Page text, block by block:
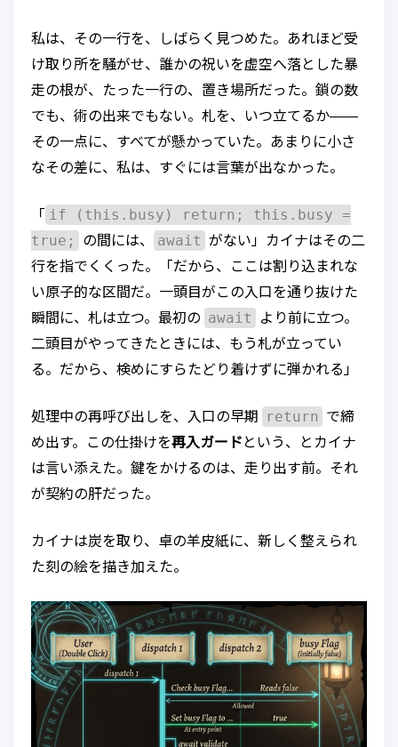
私は、その一行を、しばらく見つめた。あれほど受
け取り所を騒がせ、誰かの祝いを虚空へ落とした暴
走の根が、たった一行の、置き場所だった。鎖の数
でも、術の出来でもない。札を、いつ立てるか——
その一点に、すべてが懸かっていた。あまりに小さ
なその差に、私は、すぐには言葉が出なかった。
「 if (this.busy) return; this.busy =
true;
の間には、 await がない」カイナはその二
行を指でくくった。「だから、ここは割り込まれな
い原子的な区間だ。一頭目がこの入口を通り抜けた
瞬間に、札は立つ。最初の await
より前に立つ。
二頭目がやってきたときには、もう札が立ってい
る。だから、検めにすらたどり着けずに弾かれる」
処理中の再呼び出しを、入口の早期 return
で締
め出す。この仕掛けを再入ガード という、とカイナ
は言い添えた。鍵をかけるのは、走り出す前。それ
が契約の肝だった。
カイナは炭を取り、卓の羊皮紙に、新しく整えられ
た刻の絵を描き加えた。